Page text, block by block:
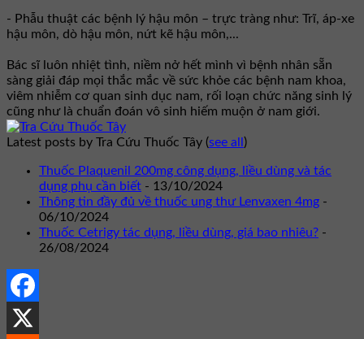
- Phẫu thuật các bệnh lý hậu môn – trực tràng như: Trĩ, áp-xe
hậu môn, dò hậu môn, nứt kẽ hậu môn,...
Bác sĩ luôn nhiệt tình, niềm nở hết mình vì bệnh nhân sẵn
sàng giải đáp mọi thắc mắc về sức khỏe các bệnh nam khoa,
viêm nhiễm cơ quan sinh dục nam, rối loạn chức năng sinh lý
cũng như là chuẩn đoán vô sinh hiếm muộn ở nam giới.
Latest posts by Tra Cứu Thuốc Tây (see all )
Thuốc Plaquenil 200mg công dụng, liều dùng và tác
dụng phụ cần biết - 13/10/2024
Thông tin đầy đủ về thuốc ung thư Lenvaxen 4mg -
06/10/2024
Thuốc Cetrigy tác dụng, liều dùng, giá bao nhiêu? -
26/08/2024